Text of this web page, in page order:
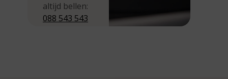
altijd bellen:
088 543 543